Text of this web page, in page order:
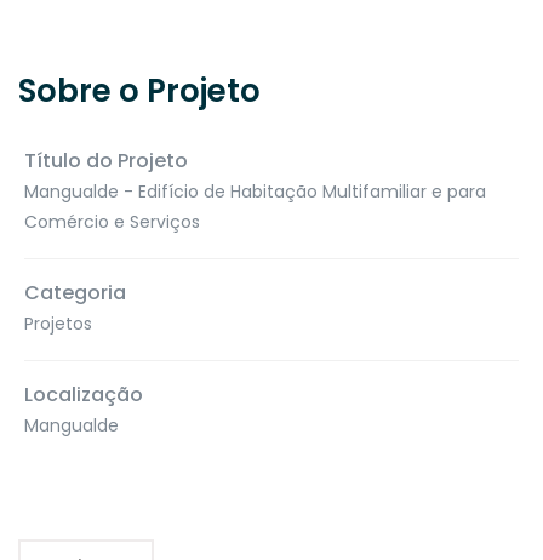
Sobre o Projeto
Título do Projeto
Mangualde - Edifício de Habitação Multifamiliar e para
Comércio e Serviços
Categoria
Projetos
Localização
Mangualde